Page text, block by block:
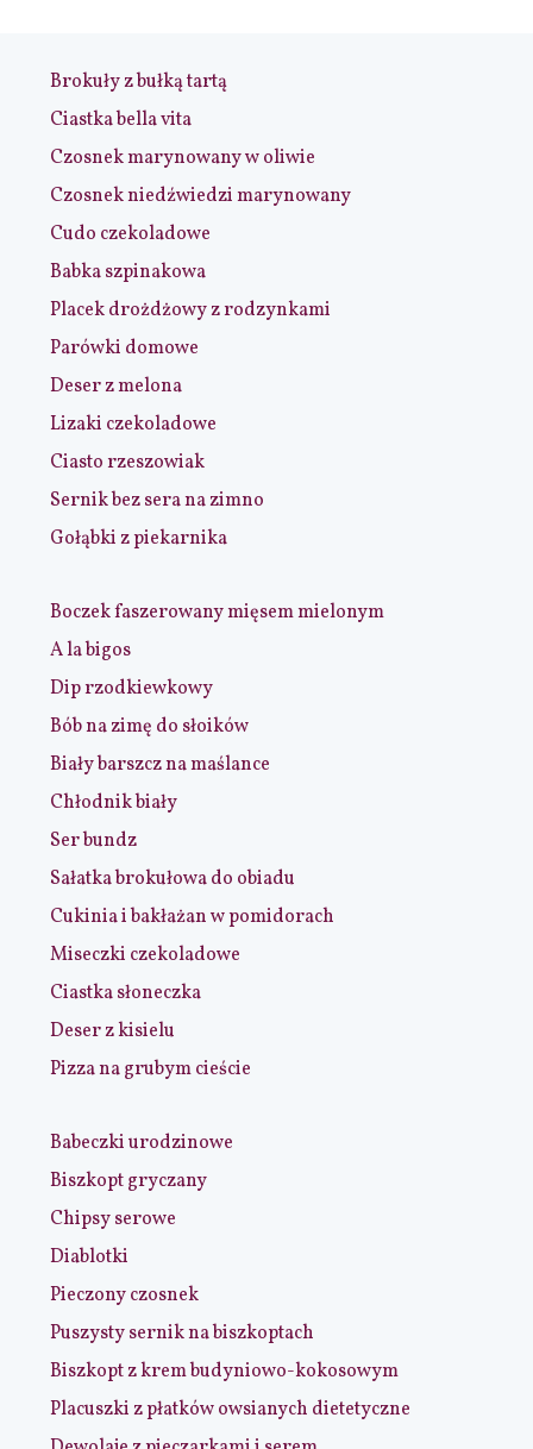
Brokuły z bułką tartą
Ciastka bella vita
Czosnek marynowany w oliwie
Czosnek niedźwiedzi marynowany
Cudo czekoladowe
Babka szpinakowa
Placek drożdżowy z rodzynkami
Parówki domowe
Deser z melona
Lizaki czekoladowe
Ciasto rzeszowiak
Sernik bez sera na zimno
Gołąbki z piekarnika
Boczek faszerowany mięsem mielonym
A la bigos
Dip rzodkiewkowy
Bób na zimę do słoików
Biały barszcz na maślance
Chłodnik biały
Ser bundz
Sałatka brokułowa do obiadu
Cukinia i bakłażan w pomidorach
Miseczki czekoladowe
Ciastka słoneczka
Deser z kisielu
Pizza na grubym cieście
Babeczki urodzinowe
Biszkopt gryczany
Chipsy serowe
Diablotki
Pieczony czosnek
Puszysty sernik na biszkoptach
Biszkopt z krem budyniowo-kokosowym
Placuszki z płatków owsianych dietetyczne